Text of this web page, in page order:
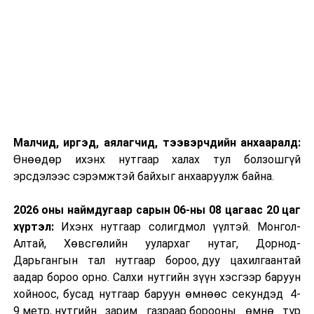
Малчид, иргэд, аялагчид, тээвэрчдийн анхааралд:
Өнөөдөр ихэнх нутгаар халах тул болзошгүй
эрсдэлээс сэрэмжтэй байхыг анхааруулж байна.
2026 оны наймдугаар сарын 06-ны 08 цагаас 20 цаг
хүртэл:Ихэнх нутгаар солигдмол үүлтэй. Монгол-
Алтай, Хөвсгөлийн уулархаг нутаг, Дорнод-
Дарьгангын тал нутгаар бороо, дуу цахилгаантай
аадар бороо орно. Салхи нутгийн зүүн хэсгээр баруун
хойноос, бусад нутгаар баруун өмнөөс секундэд 4-
9 метр, нутгийн зарим газраар борооны өмнө түр